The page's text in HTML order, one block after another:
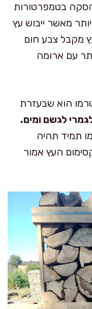
בטמפרטורות
מאשר ייבוש עץ
מקבל צבע חום
עם ארומה
הוא שבעזרת
לגשם ומים.
תמיד תהיה
העץ אמור